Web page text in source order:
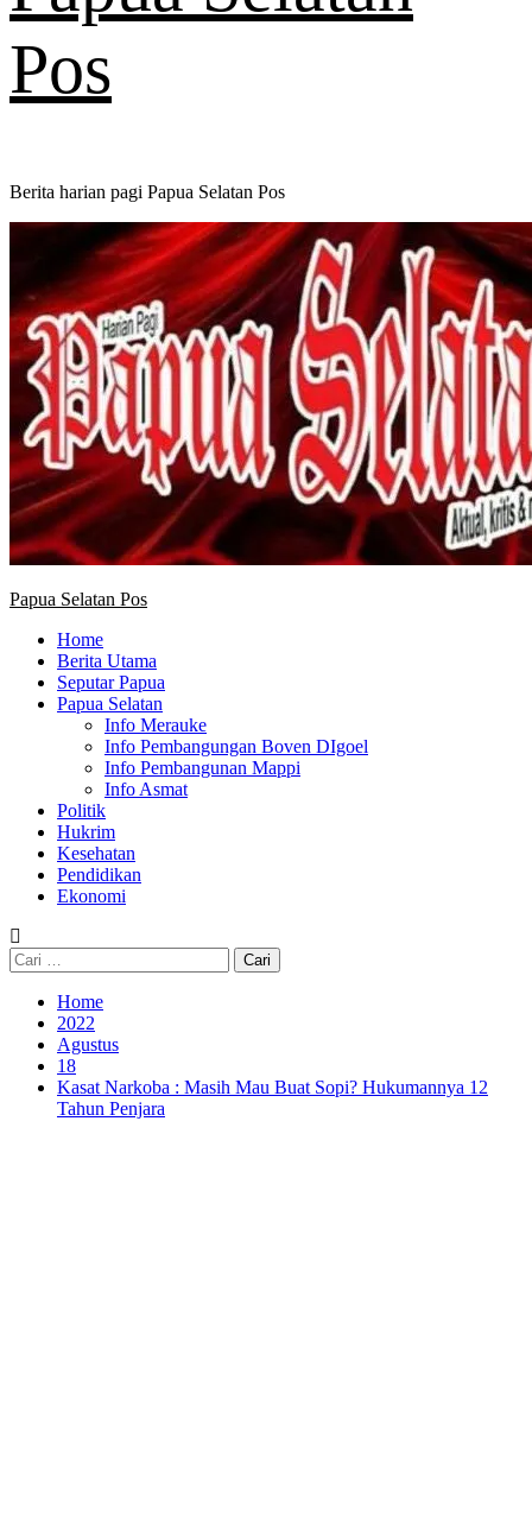
Pos
Berita harian pagi Papua Selatan Pos
Primary
Papua Selatan Pos
Home
Berita Utama
Seputar Papua
Papua Selatan
Info Merauke
Info Pembangungan Boven DIgoel
Info Pembangunan Mappi
Info Asmat
Politik
Hukrim
Kesehatan
Pendidikan
Ekonomi
Cari
untuk:
Home
2022
Agustus
18
Kasat Narkoba : Masih Mau Buat Sopi? Hukumannya 12
Tahun Penjara